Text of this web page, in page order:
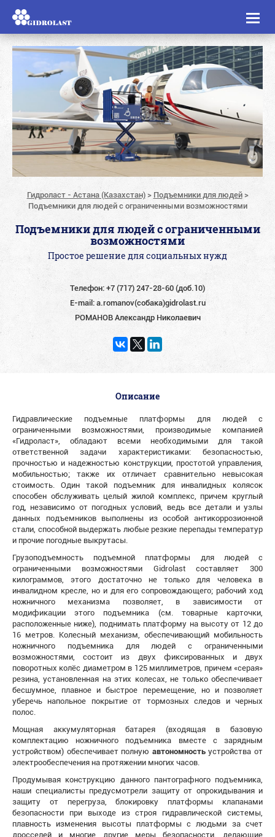
Toggle
Гидроласт - Астана (Казахстан)> Подъемники для людей>
Подъемники для людей с ограниченными возможностями
Подъемники для людей с ограниченными
возможностями
Простое решение для социальных нужд
Телефон:+7 (717) 247-28-60 (доб.10)
E-mail:a.romanov(собака)gidrolast.ru
РОМАНОВ Александр Николаевич
Описание
Гидравлические подъемные платформы для людей с
ограниченными возможностями, производимые компанией
«Гидроласт», обладают всеми необходимыми для такой
ответственной задачи характеристиками: безопасностью,
прочностью и надежностью конструкции, простотой управления,
мобильностью; также их отличает сравнительно невысокая
стоимость. Один такой подъемник для инвалидных колясок
способен обслуживать целый жилой комплекс, причем круглый
год, независимо от погодных условий, ведь все детали и узлы
данных подъемников выполнены из особой антикоррозионной
стали, способной выдержать любые резкие перепады температур
и прочие погодные выкрутасы.
Грузоподъемность подъемной платформы для людей с
ограниченными возможностями Gidrolast составляет 300
килограммов, этого достаточно не только для человека в
инвалидном кресле, но и для его сопровождающего; рабочий ход
ножничного механизма позволяет, в зависимости от
модификации этого подъемника (см. товарные карточки,
расположенные ниже), поднимать платформу на высоту от 12 до
16 метров. Колесный механизм, обеспечивающий мобильность
ножничного подъемника для людей с ограниченными
возможностями, состоит из двух фиксированных и двух
поворотных колёс диаметром в 125 миллиметров, причем «серая»
резина, установленная на этих колесах, не только обеспечивает
бесшумное, плавное и быстрое перемещение, но и позволяет
уберечь напольное покрытие от тормозных следов и черных
полос.
Мощная аккумуляторная батарея (входящая в базовую
комплектацию ножничного подъемника вместе с зарядным
устройством) обеспечивает полную автономностьустройства от
электрообеспечения на протяжении многих часов.
Продумывая конструкцию данного пантографного подъемника,
наши специалисты предусмотрели защиту от опрокидывания и
защиту от перегруза, блокировку платформы клапанами
безопасности при выходе из строя гидравлической системы,
плавность изменения высоты платформы с людьми за счет
дросселей и многие другие меры безопасности, делающие